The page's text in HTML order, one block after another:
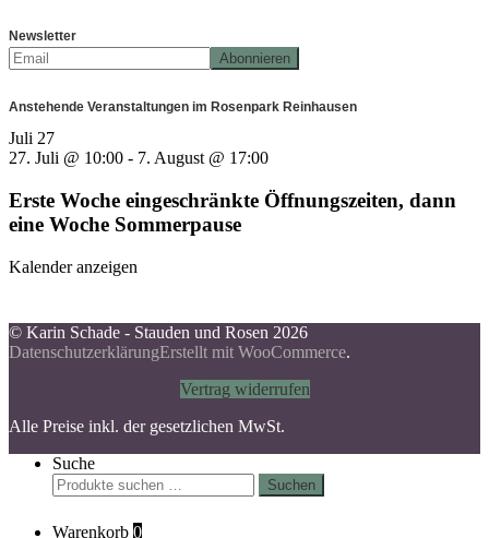
Newsletter
Anstehende Veranstaltungen im Rosenpark Reinhausen
Juli 27
27. Juli @ 10:00 - 7. August @ 17:00
Erste Woche eingeschränkte Öffnungszeiten, dann
eine Woche Sommerpause
Kalender anzeigen
© Karin Schade - Stauden und Rosen 2026
DatenschutzerklärungErstellt mit WooCommerce.
Vertrag widerrufen
Alle Preise inkl. der gesetzlichen MwSt.
Suche
Suchen
nach:
Suchen
Warenkorb 0